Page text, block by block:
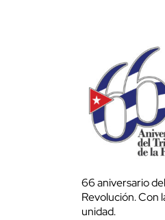
66 aniversario
Revolución. Con
unidad.